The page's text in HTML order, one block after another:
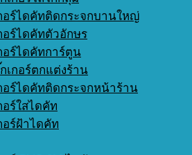
อร์ไดคัทติดกระจกบานใหญ่
อร์ไดคัทตัวอักษร
อร์ไดคัทการ์ตูน
เกอร์ตกแต่งร้าน
อร์ไดคัทติดกระจกหน้าร้าน
อร์ใสไดคัท
อร์ฝ้าไดคัท